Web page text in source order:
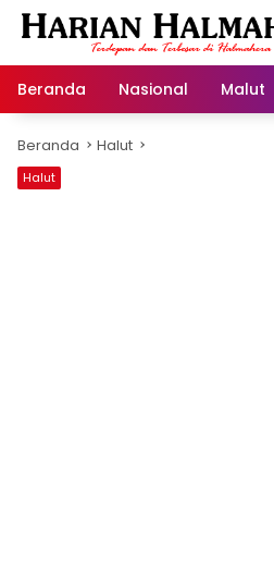
Langsung
Beranda
Nasional Malut
Beranda Halut
Halut